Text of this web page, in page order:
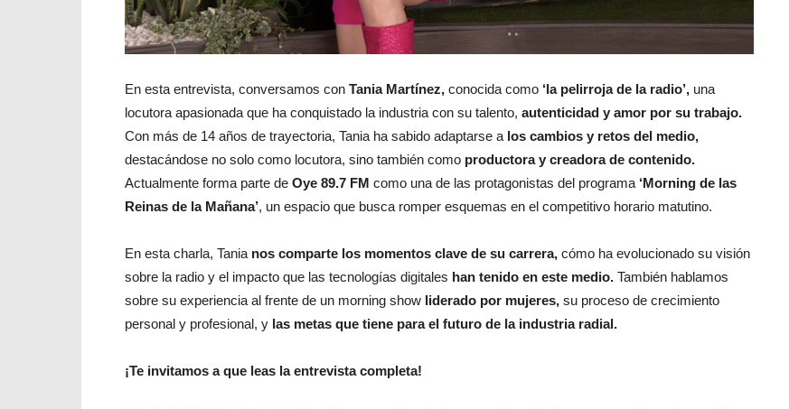
En esta entrevista, conversamos con Tania Martínez, conocida como ‘la pelirroja de la radio’, una
locutora apasionada que ha conquistado la industria con su talento, autenticidad y amor por su trabajo.
Con más de 14 años de trayectoria, Tania ha sabido adaptarse a los cambios y retos del medio,
destacándose no solo como locutora, sino también como productora y creadora de contenido.
Actualmente forma parte de Oye 89.7 FM como una de las protagonistas del programa ‘Morning de las
Reinas de la Mañana’, un espacio que busca romper esquemas en el competitivo horario matutino.
En esta charla, Tania nos comparte los momentos clave de su carrera, cómo ha evolucionado su visión
sobre la radio y el impacto que las tecnologías digitales han tenido en este medio. También hablamos
sobre su experiencia al frente de un morning show liderado por mujeres, su proceso de crecimiento
personal y profesional, y las metas que tiene para el futuro de la industria radial.
¡Te invitamos a que leas la entrevista completa!